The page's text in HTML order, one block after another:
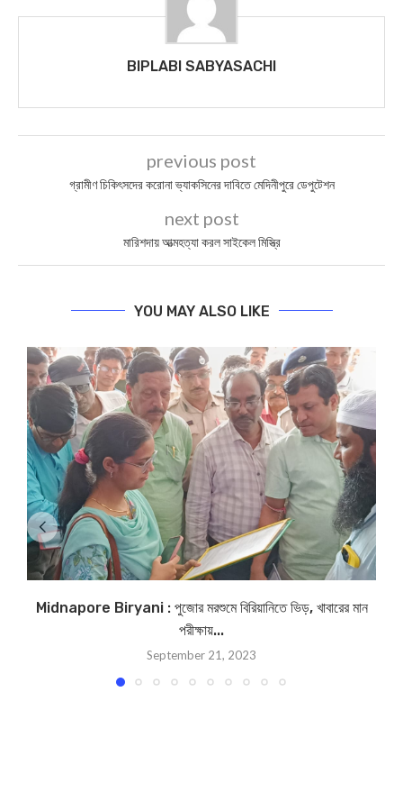
BIPLABI SABYASACHI
previous post
গ্রামীণ চিকিৎসদের করোনা ভ্যাকসিনের দাবিতে মেদিনীপুরে ডেপুটেশন
next post
মারিশদায় আত্মহত্যা করল সাইকেল মিস্ত্রি
YOU MAY ALSO LIKE
Midnapore Biryani : পুজোর মরশুমে বিরিয়ানিতে ভিড়, খাবারের মান
পরীক্ষায়...
September 21, 2023